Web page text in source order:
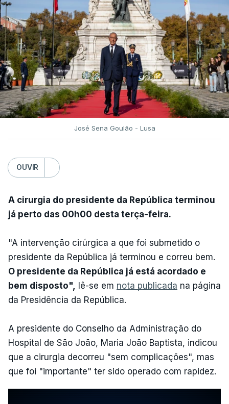
José Sena Goulão - Lusa
OUVIR
A cirurgia do presidente da República terminou
já perto das 00h00 desta terça-feira.
"A intervenção cirúrgica a que foi submetido o
presidente da República já terminou e correu bem.
O presidente da República já está acordado e
bem disposto", lê-se em nota publicada na página
da Presidência da República.
A presidente do Conselho da Administração do
Hospital de São João, Maria João Baptista, indicou
que a cirurgia decorreu "sem complicações", mas
que foi "importante" ter sido operado com rapidez.